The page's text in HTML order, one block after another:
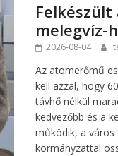
Felkészült
melegvíz-
2026-08-04
Az atomerőmű
kell azzal, hogy
távhő nélkül
kedvezőbb és a
működik, a
kormányzattal